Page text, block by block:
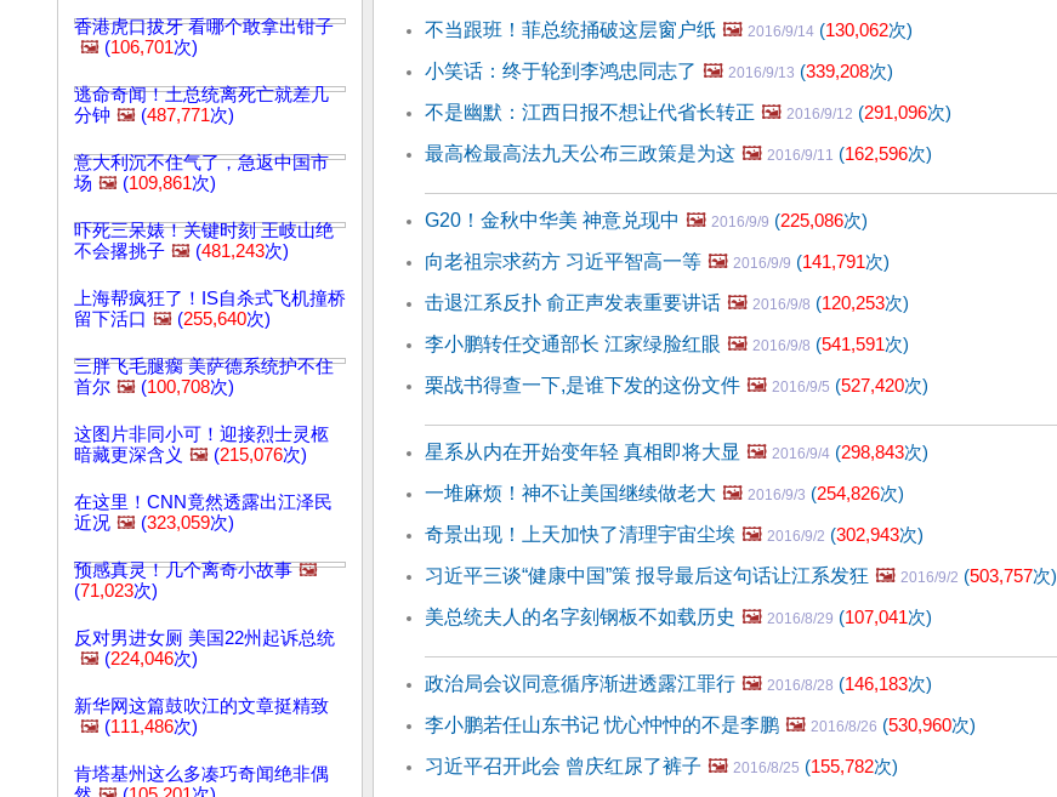
香港虎口拔牙 看哪个敢拿出钳子
🖼️ (106,701次)
逃命奇闻！土总统离死亡就差几
分钟 🖼️ (487,771次)
意大利沉不住气了，急返中国市
场 🖼️ (109,861次)
吓死三呆婊！关键时刻 王岐山绝
不会撂挑子 🖼️ (481,243次)
上海帮疯狂了！IS自杀式飞机撞桥
留下活口 🖼️ (255,640次)
三胖飞毛腿瘸 美萨德系统护不住
首尔 🖼️ (100,708次)
这图片非同小可！迎接烈士灵柩
暗藏更深含义 🖼️ (215,076次)
在这里！CNN竟然透露出江泽民
近况 🖼️ (323,059次)
预感真灵！几个离奇小故事 🖼️
(71,023次)
反对男进女厕 美国22州起诉总统
🖼️ (224,046次)
新华网这篇鼓吹江的文章挺精致
🖼️ (111,486次)
肯塔基州这么多凑巧奇闻绝非偶
不当跟班！菲总统捅破这层窗户纸 🖼️ 2016/9/14 (130,062次)
小笑话：终于轮到李鸿忠同志了 🖼️ 2016/9/13 (339,208次)
不是幽默：江西日报不想让代省长转正 🖼️ 2016/9/12 (291,096次)
最高检最高法九天公布三政策是为这 🖼️ 2016/9/11 (162,596次)
G20！金秋中华美 神意兑现中 🖼️ 2016/9/9 (225,086次)
向老祖宗求药方 习近平智高一等 🖼️ 2016/9/9 (141,791次)
击退江系反扑 俞正声发表重要讲话 🖼️ 2016/9/8 (120,253次)
李小鹏转任交通部长 江家绿脸红眼 🖼️ 2016/9/8 (541,591次)
栗战书得查一下,是谁下发的这份文件 🖼️ 2016/9/5 (527,420次)
星系从内在开始变年轻 真相即将大显 🖼️ 2016/9/4 (298,843次)
一堆麻烦！神不让美国继续做老大 🖼️ 2016/9/3 (254,826次)
奇景出现！上天加快了清理宇宙尘埃 🖼️ 2016/9/2 (302,943次)
习近平三谈“健康中国”策 报导最后这句话让江系发狂 🖼️ 2016/9/2 (503,757次)
美总统夫人的名字刻钢板不如载历史 🖼️ 2016/8/29 (107,041次)
政治局会议同意循序渐进透露江罪行 🖼️ 2016/8/28 (146,183次)
李小鹏若任山东书记 忧心忡忡的不是李鹏 🖼️ 2016/8/26 (530,960次)
习近平召开此会 曾庆红尿了裤子 🖼️ 2016/8/25 (155,782次)